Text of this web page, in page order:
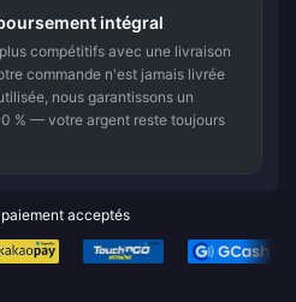
intégral
compétitifs avec une livraison
commande n'est jamais livrée
nous garantissons un
% — votre argent reste toujours
acceptés